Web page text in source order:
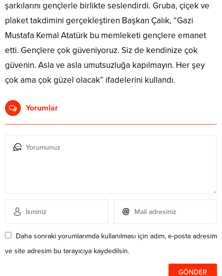
şarkılarını gençlerle birlikte seslendirdi. Gruba, çiçek ve
plaket takdimini gerçekleştiren Başkan Çalık, “Gazi
Mustafa Kemal Atatürk bu memleketi gençlere emanet
etti. Gençlere çok güveniyoruz. Siz de kendinize çok
güvenin. Asla ve asla umutsuzluğa kapılmayın. Her şey
çok ama çok güzel olacak” ifadelerini kullandı.
Yorumlar
Daha sonraki yorumlarımda kullanılması için adım, e-posta adresim
ve site adresim bu tarayıcıya kaydedilsin.